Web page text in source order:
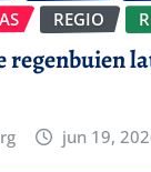
REGIO
regenbuien
jun 19,